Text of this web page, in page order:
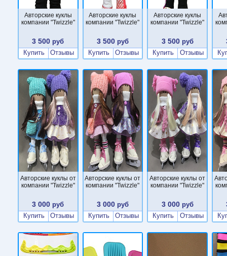
Авторские куклы
компании "Twizzle"
3 500 руб
Купить
Отзывы
Авторские куклы
компании "Twizzle"
3 500 руб
Купить
Отзывы
Авторские куклы
компании "Twizzle"
3 500руб
Купить
Отзывы
Авторские куклы от
компании "Twizzle"
3 000 руб
Купить
Отзывы
Авторские куклы от
компании "Twizzle"
3 000 руб
Купить
Отзывы
Авторские куклы от
компании "Twizzle"
3 000руб
Купить
Отзывы